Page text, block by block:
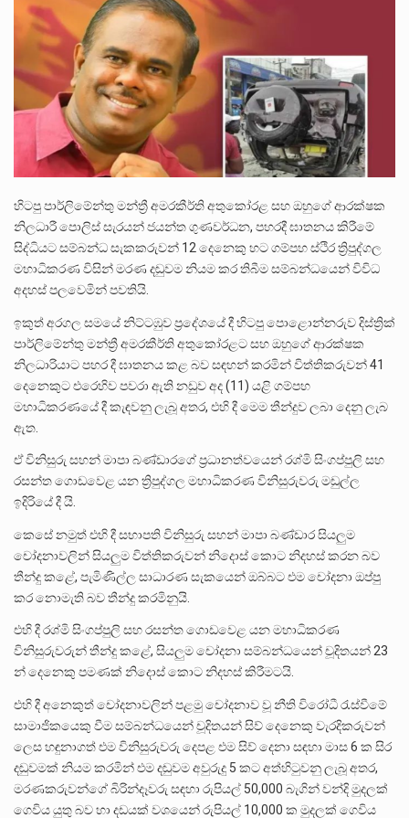
ගොවියන්ගේ ප්‍රශ්න, ධීවරයන්ගේ ප්‍රශ්න, සෞඛය ප්‍රශ්න, වැටු ප්‍ර්ශ්න, රැකියා විරහිත ප්‍රශ්න මේ සියලු ප්‍රශ්නවලට තනි…
හිටපු පාර්ලිමේන්තු මන්ත්‍රී අමරකීර්ති අතුකෝරළ සහ ඔහුගේ ආරක්ෂක
නිලධාරී පොලිස් සැරයන් ජයන්ත ගුණවර්ධන, පහරදී ඝාතනය කිරීමේ
සිද්ධියට සම්බන්ධ සැකකරුවන් 12 දෙනෙකු හට ගම්පහ ස්ථිර ත්‍රිපුද්ගල
මහාධිකරණ විසින් මරණ දඬුවම නියම කර තිබීම සම්බන්ධයෙන් විවිධ
අදහස් පලවෙමින් පවතියි.
ඉකුත් අරගල සමයේ නිට්ටඹුව ප්‍රදේශයේ දී හිටපු පොළොන්නරුව දිස්ත්‍රික්
පාර්ලිමේන්තු මන්ත්‍රී අමරකීර්ති අතුකෝරළට සහ ඔහුගේ ආරක්ෂක
නිලධාරියාට පහර දී ඝාතනය කළ බව සඳහන් කරමින් විත්තිකරුවන් 41
දෙනෙකුට එරෙහිව පවරා ඇති නඩුව අද (11) යළි ගම්පහ
මහාධිකරණයේ දී කැඳවනු ලැබූ අතර, එහි දී මෙම තීන්දුව ලබා දෙනු ලැබ
ඇත.
ඒ විනිසුරු සහන් මාපා බණ්ඩාරගේ ප්‍රධානත්වයෙන් රශ්මි සිංගප්පුලි සහ
රසන්ත ගොඩවෙළ යන ත්‍රිපුද්ගල මහාධිකරණ විනිසුරුවරු මඩුල්ල
ඉදිරියේ දී යි.
කෙසේ නමුත් එහි දී සභාපති විනිසුරු සහන් මාපා බණ්ඩාර සියලුම
චෝදනාවලින් සියලුම විත්තිකරුවන් නිදොස් කොට නිදහස් කරන බව
තීන්දු කළේ, පැමිණිල්ල සාධාරණ සැකයෙන් ‌ඔබ්බට එම චෝදනා ඔප්පු
කර නොමැති බව තීන්දු කරමිනුයි.
එහි දී රශ්මි සිංගප්පුලි සහ රසන්ත ගොඩවෙළ යන මහාධිකරණ
විනිසුරුවරුන් තීන්දු කළේ, සියලුම චෝදනා සම්බන්ධයෙන් චූදිතයන් 23
න් දෙනෙකු පමණක් නිදොස් කොට නිදහස් කිරීමටයි.
එහි දී අනෙකුත් චෝදනාවලින් පළමු චෝදනාව වූ නීති විරෝධී රැස්වීමේ
සාමාජිකයෙකු වීම සම්බන්ධයෙන් චූදිතයන් සිව් දෙනෙකු වැරදිකරුවන්
ලෙස හඳුනාගත් එම විනිසුරුවරු දෙපළ එම සිව් දෙනා සඳහා මාස 6 ක සිර
දඬුවමක් නියම කරමින් එම දඬුවම අවුරුදු 5 කට අත්හිටුවනු ලැබූ අතර,
මරණකරුවන්ගේ බිරින්දෑවරු සඳහා රුපියල් 50,000 බැගින් වන්දි මුදලක්
ගෙවිය යුතු බව හා දඩයක් වශයෙන් රුපියල් 10,000 ක මුදලක් ගෙවිය